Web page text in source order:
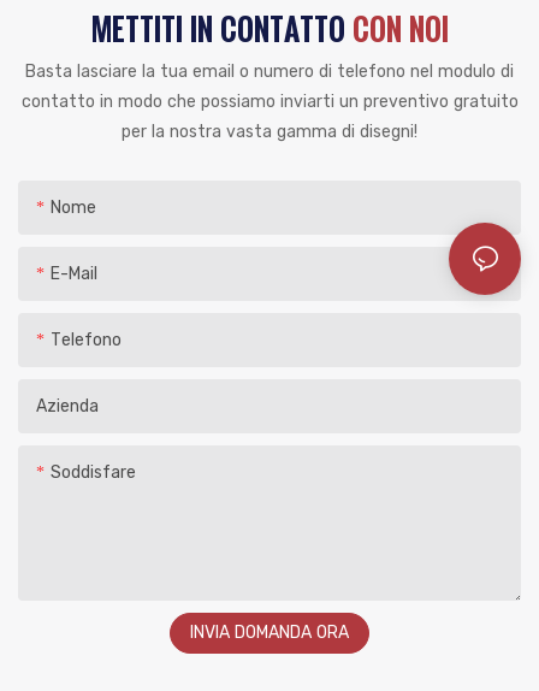
METTITI IN CONTATTO CON NOI
Basta lasciare la tua email o numero di telefono nel modulo di
contatto in modo che possiamo inviarti un preventivo gratuito
per la nostra vasta gamma di disegni!
Nome
E-Mail
Telefono
Azienda
Soddisfare
INVIA DOMANDA ORA